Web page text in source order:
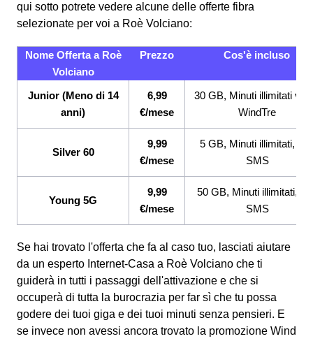
qui sotto potrete vedere alcune delle offerte fibra
selezionate per voi a Roè Volciano:
Nome Offerta a Roè
Volciano
Prezzo Cos'è incluso
Junior (Meno di 14
anni)
6,99
€/mese
30 GB, Minuti illimitati
WindTre
Silver 60
9,99
€/mese
5 GB, Minuti illimitati,
SMS
Young 5G
9,99
€/mese
50 GB, Minuti illimitati,
SMS
Se hai trovato l'offerta che fa al caso tuo, lasciati aiutare
da un esperto Internet-Casa a Roè Volciano che ti
guiderà in tutti i passaggi dell'attivazione e che si
occuperà di tutta la burocrazia per far sì che tu possa
godere dei tuoi giga e dei tuoi minuti senza pensieri. E
se invece non avessi ancora trovato la promozione Wind